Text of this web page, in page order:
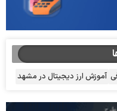
آموزش ارز دیجیتال در مشهد